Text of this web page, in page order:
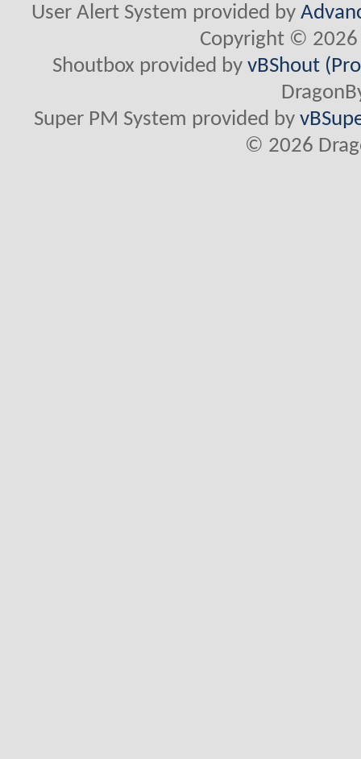
User Alert System provided by
Copyright © 2026
Shoutbox provided byvBShout
Super PM System provided by
© 2026